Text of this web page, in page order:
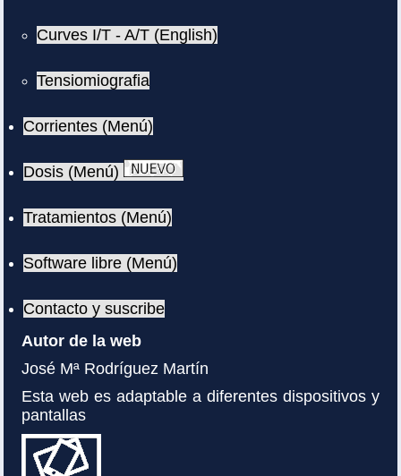
Curves I/T - A/T (English)
Tensiomiografia
Corrientes (Menú)
Dosis (Menú)
Tratamientos (Menú)
Software libre (Menú)
Contacto y suscribe
Autor de la web
José Mª Rodríguez Martín
Esta web es adaptable a diferentes dispositivos y
pantallas